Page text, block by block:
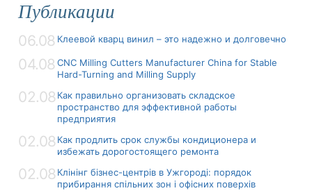
Публикации
06.08 Клеевой кварц винил – это надежно и долговечно
04.08 CNC Milling Cutters Manufacturer China for Stable
Hard-Turning and Milling Supply
02.08 Как правильно организовать складское
пространство для эффективной работы
предприятия
02.08 Как продлить срок службы кондиционера и
избежать дорогостоящего ремонта
02.08 Клінінг бізнес-центрів в Ужгороді: порядок
прибирання спільних зон і офісних поверхів